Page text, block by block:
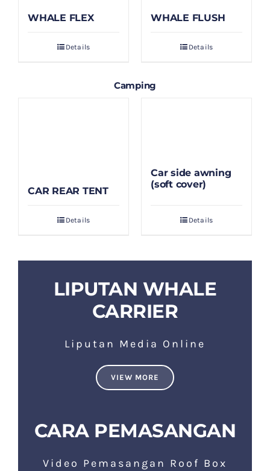
WHALE FLEX
Details
WHALE FLUSH
Details
Camping
CAR REAR TENT
Details
Car side awning
(soft cover)
Details
LIPUTAN WHALE
CARRIER
Liputan Media Online
VIEW MORE
CARA PEMASANGAN
Video Pemasangan Roof Box